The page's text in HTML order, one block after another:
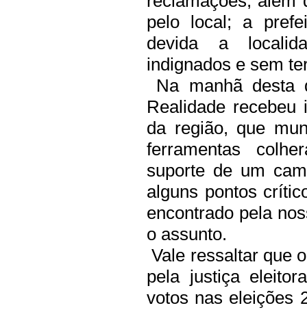
pelo local; a
devida a
indignados e sem
Na manhã desta
Realidade
da região, que
ferramentas
suporte de um
alguns pontos
encontrado pela
o assunto.
Vale ressaltar que
pela justiça
votos nas eleições